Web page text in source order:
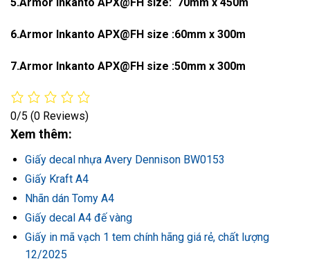
5.Armor Inkanto APX@FH size: 70mm x 450m
6.Armor Inkanto APX@FH size :60mm x 300m
7.Armor Inkanto APX@FH size :50mm x 300m
0/5 (0 Reviews)
Xem thêm:
Giấy decal nhựa Avery Dennison BW0153
Giấy Kraft A4
Nhãn dán Tomy A4
Giấy decal A4 đế vàng
Giấy in mã vạch 1 tem chính hãng giá rẻ, chất lượng
12/2025